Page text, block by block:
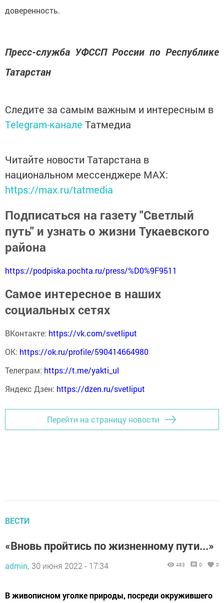
доверенность.
Пресс-служба УФССП России по Республике
Татарстан
Следите за самым важным и интересным в
Telegram-канале Татмедиа
Читайте новости Татарстана в
национальном мессенджере MАХ:
https://max.ru/tatmedia
Подписаться на газету "Светлый
путь" и узнать о жизни Тукаевского
района
https://podpiska.pochta.ru/press/%D0%9F9511
Самое интересное в наших
социальных сетях
ВКонтакте: https://vk.com/svetliput
ОК: https://ok.ru/profile/590414664980
Телеграм: https://t.me/yakti_ul
Яндекс Дзен: https://dzen.ru/svetliput
Перейти на страницу новости
ВЕСТИ
«Вновь пройтись по жизненному пути...»
admin, 30 июня 2022 - 17:34 483 0 0
В живописном уголке природы, посреди окружившего